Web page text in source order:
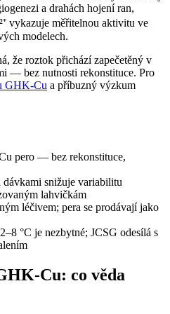
a drahách hojení ran,
vykazuje měřitelnou aktivitu ve
modelech.
že roztok přichází zapečetěný v
— bez nutnosti rekonstituce. Pro
GHK-Cu a příbuzný výzkum
pero — bez rekonstituce,
snižuje variabilitu
lahvičkám
léčivem; pera se prodávají jako
°C je nezbytné; JCSG odesílá s
Cu: co věda